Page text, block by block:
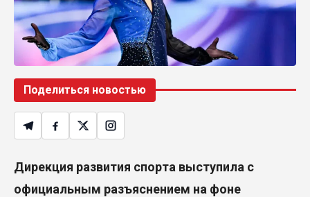
Поделиться новостью
Дирекция развития спорта выступила с
официальным разъяснением на фоне